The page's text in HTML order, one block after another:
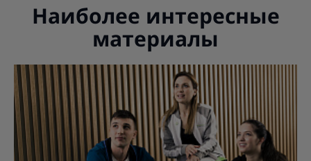
Наиболее интересные
материалы